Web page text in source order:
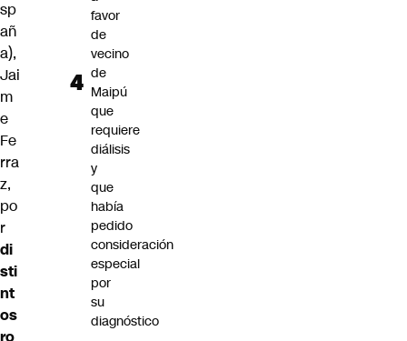
sp
añ
a),
Jai
m
e
Fe
rra
z,
po
r
di
sti
nt
os
ro
favor
de
vecino
de
Maipú
que
requiere
diálisis
y
que
había
pedido
consideración
especial
por
su
diagnóstico